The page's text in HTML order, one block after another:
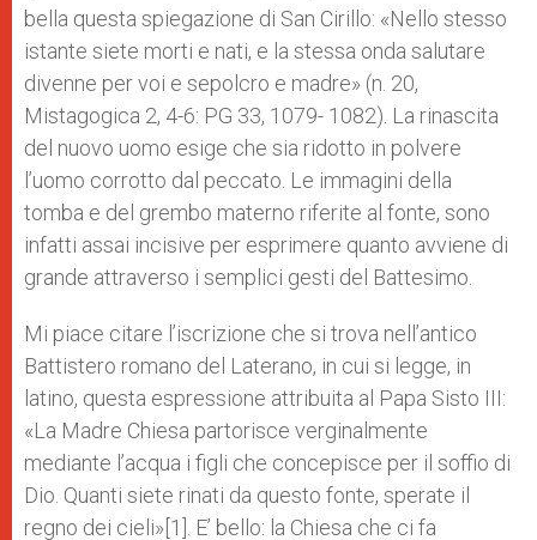
bella questa spiegazione di San Cirillo: «Nello stesso
istante siete morti e nati, e la stessa onda salutare
divenne per voi e sepolcro e madre» (n. 20,
Mistagogica 2, 4-6: PG 33, 1079- 1082). La rinascita
del nuovo uomo esige che sia ridotto in polvere
l’uomo corrotto dal peccato. Le immagini della
tomba e del grembo materno riferite al fonte, sono
infatti assai incisive per esprimere quanto avviene di
grande attraverso i semplici gesti del Battesimo.
Mi piace citare l’iscrizione che si trova nell’antico
Battistero romano del Laterano, in cui si legge, in
latino, questa espressione attribuita al Papa Sisto III:
«La Madre Chiesa partorisce verginalmente
mediante l’acqua i figli che concepisce per il soffio di
Dio. Quanti siete rinati da questo fonte, sperate il
regno dei cieli»[1]. E’ bello: la Chiesa che ci fa